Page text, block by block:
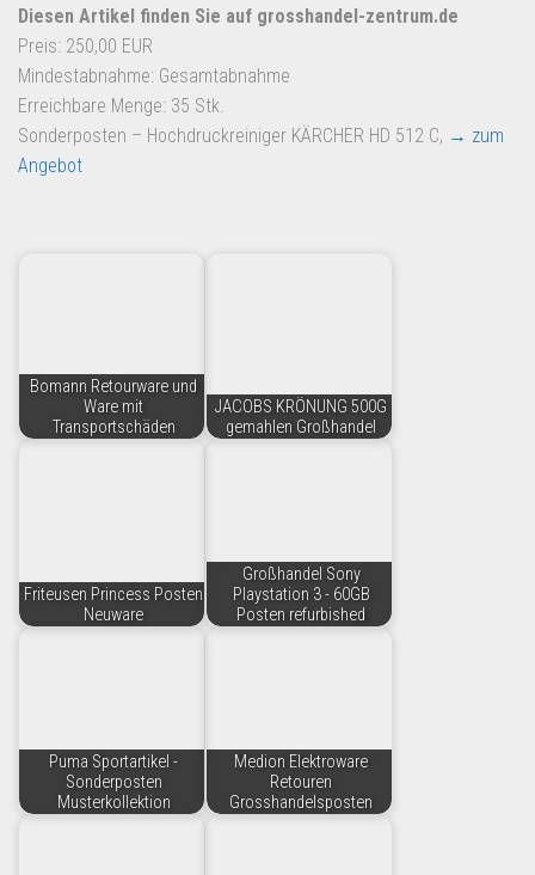
Diesen Artikel finden Sie auf grosshandel-zentrum.de
Preis: 250,00 EUR
Mindestabnahme: Gesamtabnahme
Erreichbare Menge: 35 Stk.
Sonderposten – Hochdruckreiniger KÄRCHER HD 512 C, → zum
Angebot
Bomann Retourware und
Ware mit
Transportschäden
JACOBS KRÖNUNG 500G
gemahlen Großhandel
Friteusen Princess Posten
Neuware
Großhandel Sony
Playstation 3 - 60GB
Posten refurbished
Puma Sportartikel -
Sonderposten
Musterkollektion
Medion Elektroware
Retouren
Grosshandelsposten